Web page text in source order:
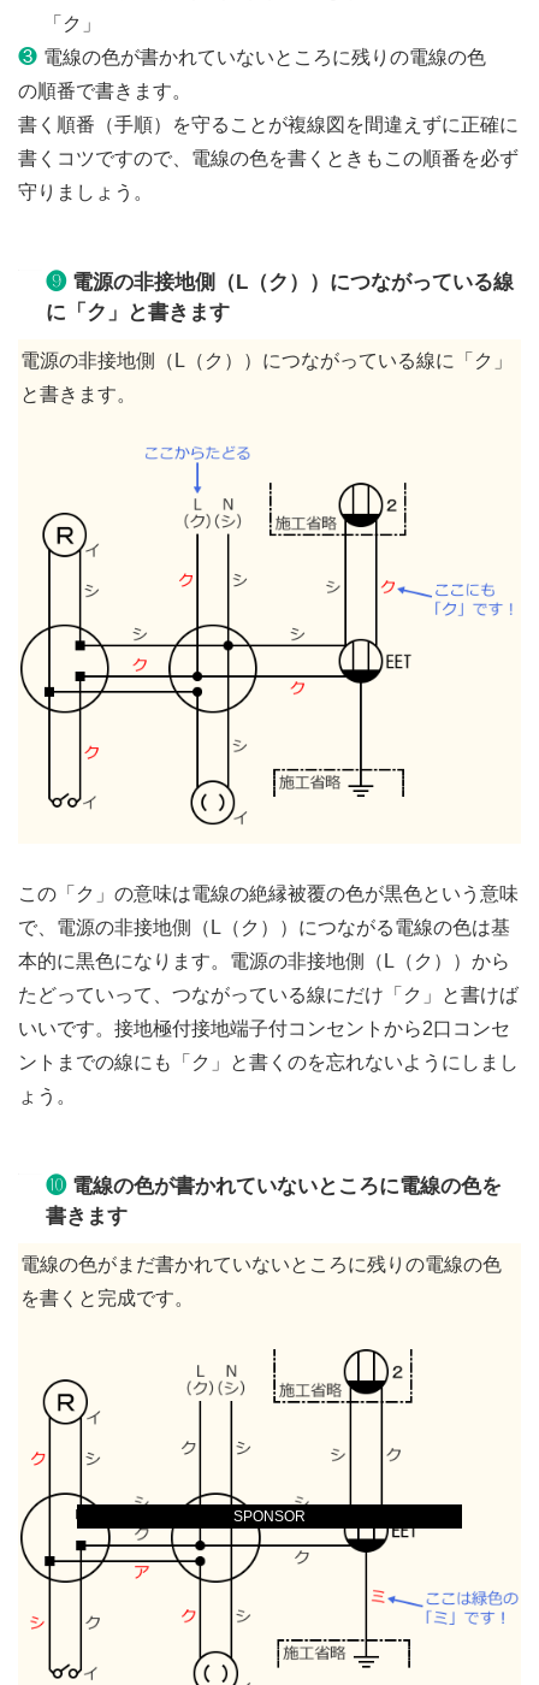
「ク」
❸ 電線の色が書かれていないところに残りの電線の色
の順番で書きます。
書く順番（手順）を守ることが複線図を間違えずに正確に
書くコツですので、電線の色を書くときもこの順番を必ず
守りましょう。
❾ 電源の非接地側（L（ク））につながっている線
に「ク」と書きます
電源の非接地側（L（ク））につながっている線に「ク」
と書きます。
この「ク」の意味は電線の絶縁被覆の色が黒色という意味
で、電源の非接地側（L（ク））につながる電線の色は基
本的に黒色になります。電源の非接地側（L（ク））から
たどっていって、つながっている線にだけ「ク」と書けば
いいです。接地極付接地端子付コンセントから2口コンセ
ントまでの線にも「ク」と書くのを忘れないようにしまし
ょう。
❿ 電線の色が書かれていないところに電線の色を
書きます
電線の色がまだ書かれていないところに残りの電線の色
を書くと完成です。
SPONSOR